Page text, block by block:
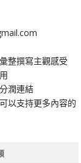
整撰寫主觀感受
潤連結
以支持更多內容的